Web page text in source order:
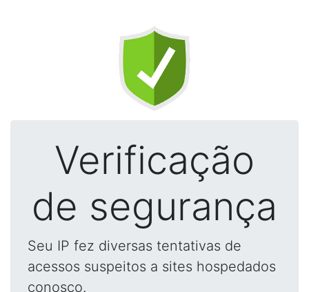
Verificação
de segurança
Seu IP fez diversas tentativas de
acessos suspeitos a sites hospedados
conosco.